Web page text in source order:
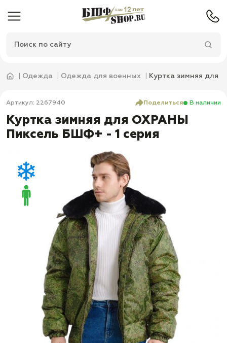
Одежда Одежда для военных Куртка зимняя для
Артикул: 2267940 Поделиться В наличии
Куртка зимняя для ОХРАНЫ
Пиксель БШФ+ - 1 серия